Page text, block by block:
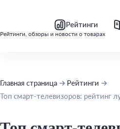
Рейтинги, обзоры и новости о товарах
Рейтинги
Главная страница
Рейтинги
Топ смарт-телевизоров: рейтинг